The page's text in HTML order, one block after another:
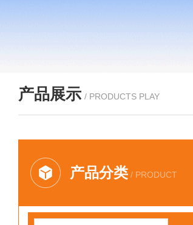
产品展示 / PRODUCTS PLAY
产品分类 / PRODUCT